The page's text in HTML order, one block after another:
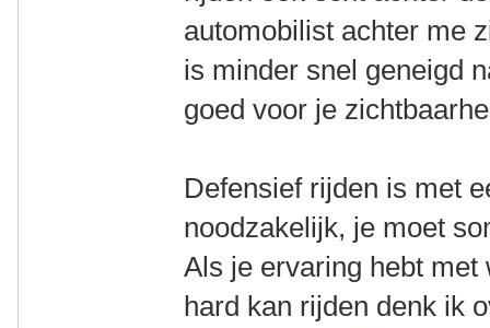
automobilist achter me
is minder snel geneigd
goed voor je
Defensief rijden is met
noodzakelijk, je moet
Als je ervaring hebt
hard kan rijden denk ik